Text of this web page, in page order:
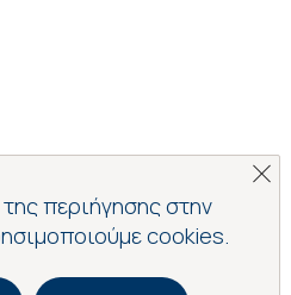
της περιήγησης στην
cookies.